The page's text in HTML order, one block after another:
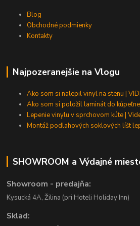
Blog
Obchodné podmienky
Kontakty
Najpozeranejšie na Vlogu
Ako som si nalepil vinyl na stenu |
Ako som si položil laminát do kúpeľne
Lepenie vinylu v sprchovom kúte |
Montáž podlahových soklových líšt
SHOWROOM a Výdajné
Showroom - predajňa:
Kysucká 4A, Žilina (pri Hoteli Holiday Inn)
Sklad: